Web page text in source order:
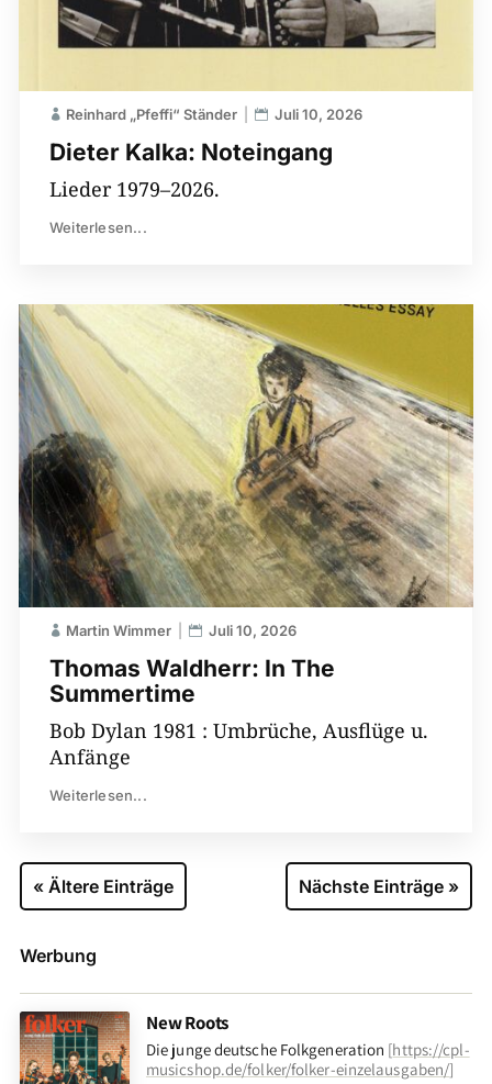
Dieter Kalka: Noteingang
Reinhard „Pfeffi“ Ständer Juli 10, 2026
Lieder 1979–2026.
Weiterlesen...
Thomas Waldherr: In The
Summertime
Martin Wimmer Juli 10, 2026
Bob Dylan 1981 : Umbrüche, Ausflüge u.
Anfänge
Weiterlesen...
« Ältere Einträge Nächste Einträge »
Werbung
New Roots
Die junge deutsche Folkgeneration [https://cpl-
musicshop.de/folker/folker-einzelausgaben/]